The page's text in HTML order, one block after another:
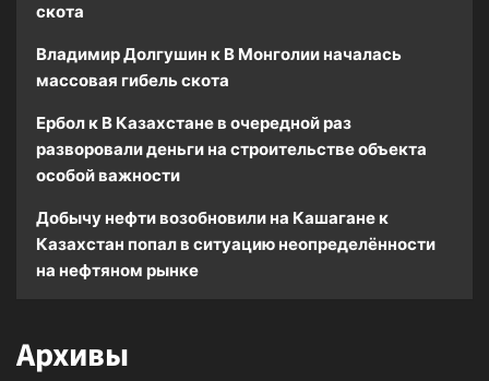
скота
Владимир Долгушин к В Монголии началась
массовая гибель скота
Ербол к В Казахстане в очередной раз
разворовали деньги на строительстве объекта
особой важности
Добычу нефти возобновили на Кашагане к
Казахстан попал в ситуацию неопределённости
на нефтяном рынке
Архивы